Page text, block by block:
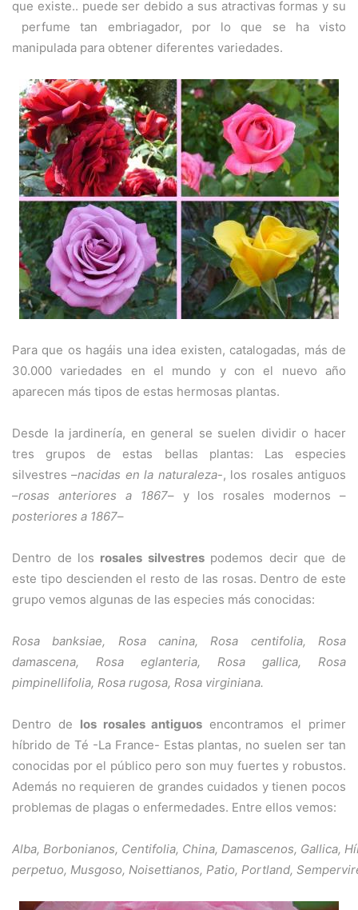
que existe.. puede ser debido a sus atractivas formas y su
perfume tan embriagador, por lo que se ha visto
manipulada para obtener diferentes variedades.
Para que os hagáis una idea existen, catalogadas, más de
30.000 variedades en el mundo y con el nuevo año
aparecen más tipos de estas hermosas plantas.
Desde la jardinería, en general se suelen dividir o hacer
tres grupos de estas bellas plantas: Las especies
silvestres –nacidas en la naturaleza-, los rosales antiguos
–rosas anteriores a 1867– y los rosales modernos –
posteriores a 1867–
Dentro de los rosales silvestrespodemos decir que de
este tipo descienden el resto de las rosas. Dentro de este
grupo vemos algunas de las especies más conocidas:
Rosa banksiae, Rosa canina, Rosa centifolia, Rosa
damascena, Rosa eglanteria, Rosa gallica, Rosa
pimpinellifolia, Rosa rugosa, Rosa virginiana.
Dentro de los rosales antiguos encontramos el primer
híbrido de Té -La France- Estas plantas, no suelen ser tan
conocidas por el público pero son muy fuertes y robustos.
Además no requieren de grandes cuidados y tienen pocos
problemas de plagas o enfermedades. Entre ellos vemos:
Alba, Borbonianos, Centifolia, China, Damascenos, Gallica,
perpetuo, Musgoso, Noisettianos, Patio, Portland,